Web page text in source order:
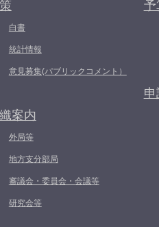
白書
統計情報
意見募集(パブリックコメント）
案内
外局等
地方支分部局
審議会・委員会・会議等
研究会等
予